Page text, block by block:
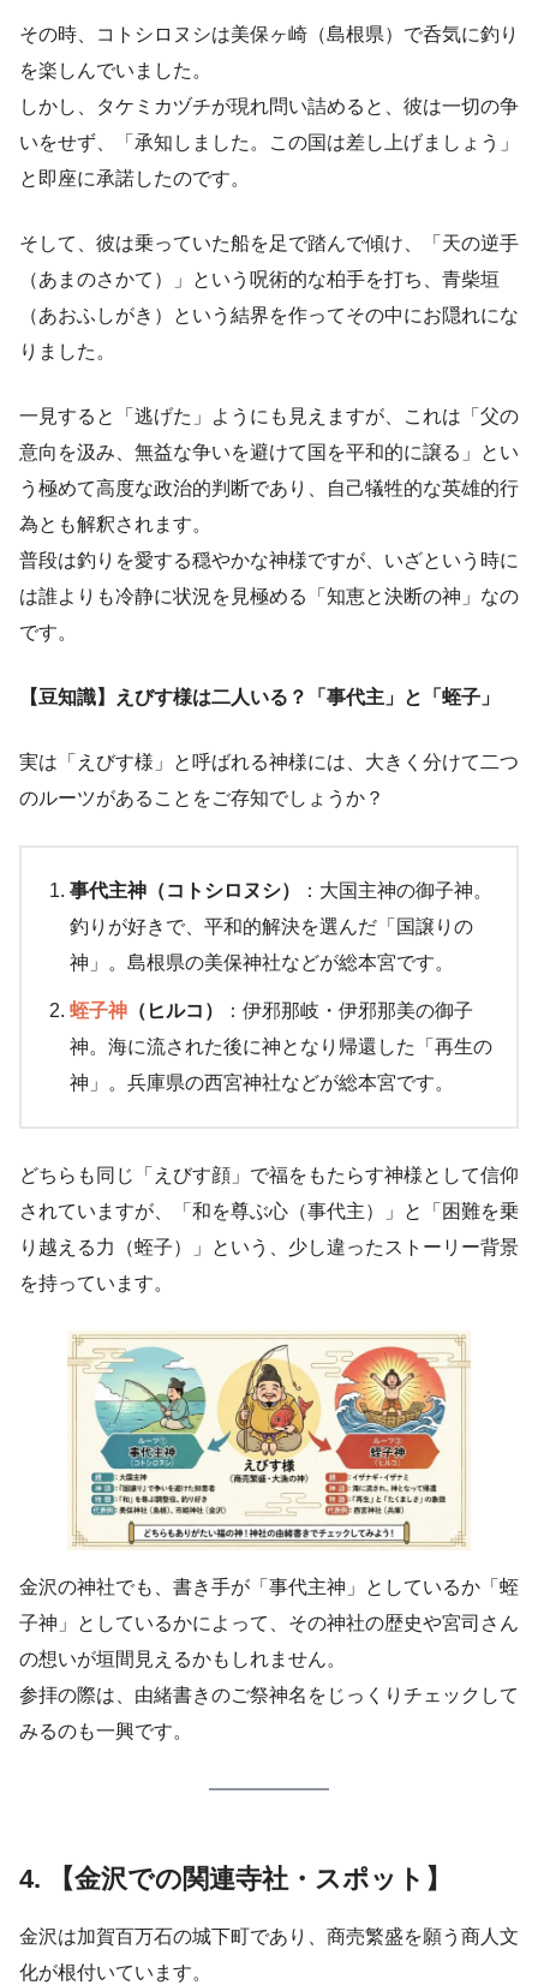
その時、コトシロヌシは美保ヶ崎（島根県）で呑気に釣り
を楽しんでいました。
しかし、タケミカヅチが現れ問い詰めると、彼は一切の争
いをせず、「承知しました。この国は差し上げましょう」
と即座に承諾したのです。
そして、彼は乗っていた船を足で踏んで傾け、「天の逆手
（あまのさかて）」という呪術的な柏手を打ち、青柴垣
（あおふしがき）という結界を作ってその中にお隠れにな
りました。
一見すると「逃げた」ようにも見えますが、これは「父の
意向を汲み、無益な争いを避けて国を平和的に譲る」とい
う極めて高度な政治的判断であり、自己犠牲的な英雄的行
為とも解釈されます。
普段は釣りを愛する穏やかな神様ですが、いざという時に
は誰よりも冷静に状況を見極める「知恵と決断の神」なの
です。
【豆知識】えびす様は二人いる？「事代主」と「蛭子」
実は「えびす様」と呼ばれる神様には、大きく分けて二つ
のルーツがあることをご存知でしょうか？
事代主神（コトシロヌシ）
：大国主神の御子神。
釣りが好きで、平和的解決を選んだ「国譲りの
神」。島根県の美保神社などが総本宮です。
蛭子神 （ヒルコ）
：伊邪那岐・伊邪那美の御子
神。海に流された後に神となり帰還した「再生の
神」。兵庫県の西宮神社などが総本宮です。
どちらも同じ「えびす顔」で福をもたらす神様として信仰
されていますが、「和を尊ぶ心（事代主）」と「困難を乗
り越える力（蛭子）」という、少し違ったストーリー背景
を持っています。
金沢の神社でも、書き手が「事代主神」としているか「蛭
子神」としているかによって、その神社の歴史や宮司さん
の想いが垣間見えるかもしれません。
参拝の際は、由緒書きのご祭神名をじっくりチェックして
みるのも一興です。
4. 【金沢での関連寺社・スポット】
金沢は加賀百万石の城下町であり、商売繁盛を願う商人文
化が根付いています。